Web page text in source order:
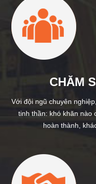
CHĂM
Với đội ngũ chuyên
tinh thần: khó khăn nào
hoàn thành,